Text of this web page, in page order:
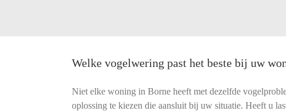
Welke vogelwering past het beste bij uw
Niet elke woning in Borne heeft met dezelfde
oplossing te kiezen die aansluit bij uw situatie. Heeft u